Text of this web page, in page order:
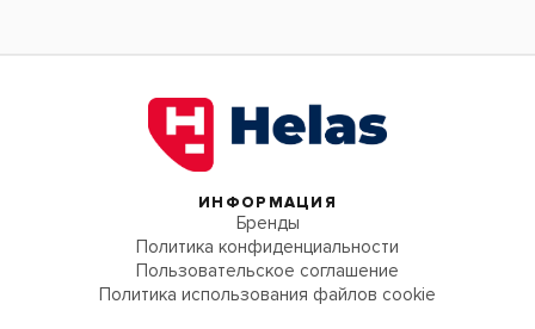
ИНФОРМАЦИЯ
Бренды
Политика конфиденциальности
Пользовательское соглашение
Политика использования файлов cookie